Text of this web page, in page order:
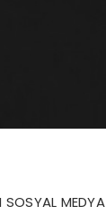
SOSYAL MEDYA